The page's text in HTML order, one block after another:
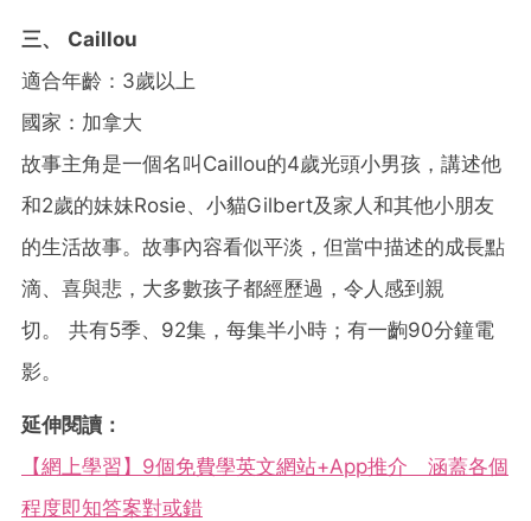
三、 Caillou
適合年齡：3歲以上
國家：加拿大
故事主角是一個名叫Caillou的4歲光頭小男孩，講述他
和2歲的妹妹Rosie、小貓Gilbert及家人和其他小朋友
的生活故事。故事內容看似平淡，但當中描述的成長點
滴、喜與悲，大多數孩子都經歷過，令人感到親
切。
共有5季、92集，每集半小時；有一齣90分鐘電
影。
延伸閱讀：
【網上學習】9個免費學英文網站+App推介 涵蓋各個
程度即知答案對或錯